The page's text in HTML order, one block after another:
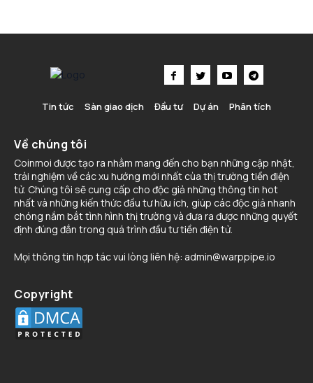
Tin tức Sàn giao dịch Đầu tư Dự án Phân tích
Về chúng tôi
Coinmoi được tạo ra nhằm mang đến cho bạn những cập nhật,
trải nghiệm về các xu hướng mới nhất cùa thị trường tiền điện
tử. Chúng tôi sẽ cung cấp cho độc giả những thông tin hot
nhất và những kiến thức đầu tư hữu ích, giúp các độc giả nhanh
chóng nắm bắt tình hình thị trường và đưa ra được những quyết
định đúng đắn trong quá trình đầu tư tiền điện tử.
Mọi thông tin hợp tác vui lòng liên hệ: admin@warppipe.io
Copyright